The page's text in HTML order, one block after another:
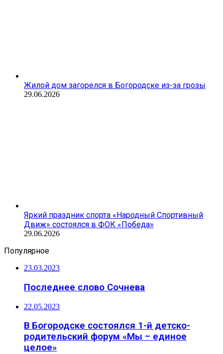
Жилой дом загорелся в Богородске из-за грозы
29.06.2026
Яркий праздник спорта «Народный Спортивный
Движ» состоялся в ФОК «Победа»
29.06.2026
Популярное
23.03.2023
Последнее слово Сочнева
22.05.2023
В Богородске состоялся 1-й детско-
родительский форум «Мы – единое
целое»